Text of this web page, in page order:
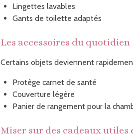
Lingettes lavables
Gants de toilette adaptés
Les accessoires du quotidien
Certains objets deviennent
Protège carnet de santé
Couverture légère
Panier de rangement pour la
Miser sur des cadeaux utiles